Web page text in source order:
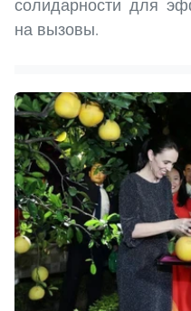
солидарности для
на вызовы.